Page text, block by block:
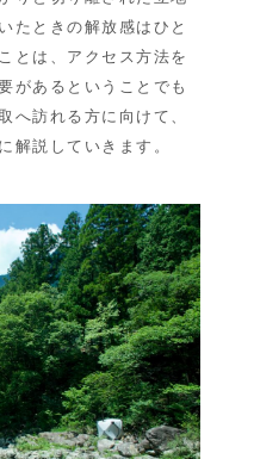
たときの解放感はひと
とは、アクセス方法を
があるということでも
へ訪れる方に向けて、
解説していきます。